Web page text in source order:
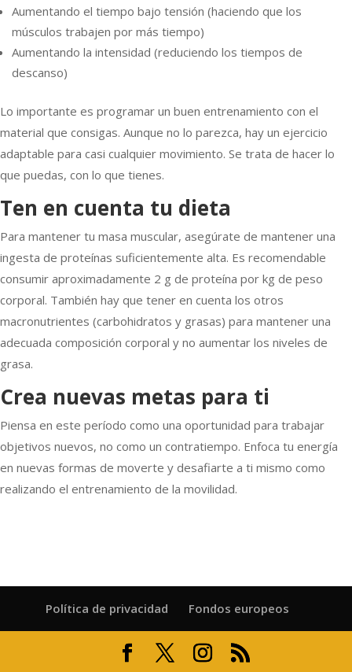
Aumentando el tiempo bajo tensión (haciendo que los
músculos trabajen por más tiempo)
Aumentando la intensidad (reduciendo los tiempos de
descanso)
Lo importante es programar un buen entrenamiento con el
material que consigas. Aunque no lo parezca, hay un ejercicio
adaptable para casi cualquier movimiento. Se trata de hacer lo
que puedas, con lo que tienes.
Ten en cuenta tu dieta
Para mantener tu masa muscular, asegúrate de mantener una
ingesta de proteínas suficientemente alta. Es recomendable
consumir aproximadamente 2 g de proteína por kg de peso
corporal. También hay que tener en cuenta los otros
macronutrientes (carbohidratos y grasas) para mantener una
adecuada composición corporal y no aumentar los niveles de
grasa.
Crea nuevas metas para ti
Piensa en este período como una oportunidad para trabajar
objetivos nuevos, no como un contratiempo. Enfoca tu energía
en nuevas formas de moverte y desafiarte a ti mismo como
realizando el entrenamiento de la movilidad.
Política de privacidad Fondos europeos